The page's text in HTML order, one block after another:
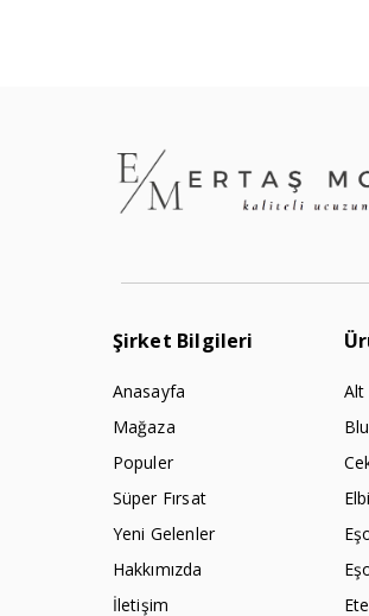
Şirket Bilgileri
Anasayfa
Mağaza
Populer
Süper Fırsat
Yeni Gelenler
Hakkımızda
İletişim
Alt